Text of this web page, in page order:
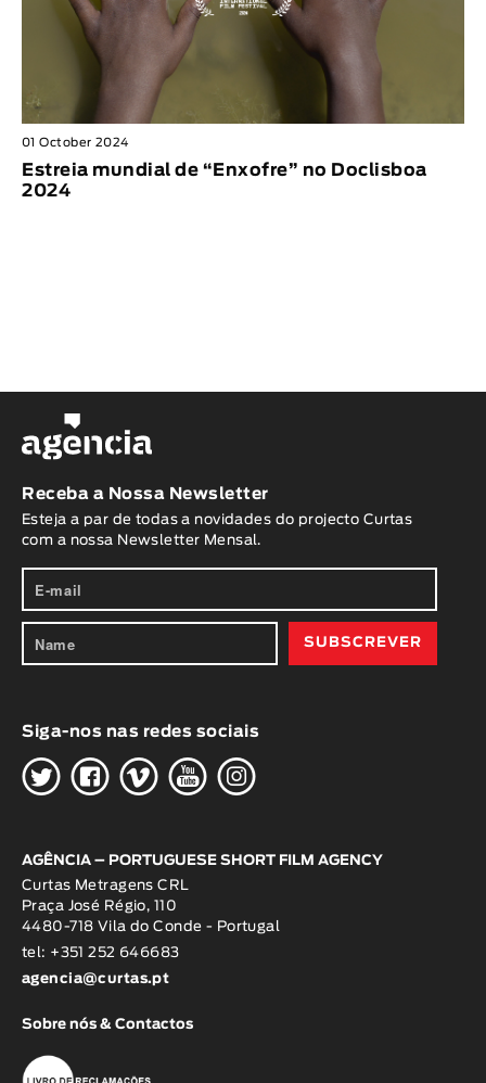
01 October 2024
Estreia mundial de “Enxofre” no Doclisboa
2024
Receba a Nossa Newsletter
Esteja a par de todas a novidades do projecto Curtas
com a nossa Newsletter Mensal.
Siga-nos nas redes sociais
HGWOK
AGÊNCIA – PORTUGUESE SHORT FILM AGENCY
Curtas Metragens CRL
Praça José Régio, 110
4480-718 Vila do Conde - Portugal
tel: +351 252 646683
agencia@curtas.pt
Sobre nós & Contactos